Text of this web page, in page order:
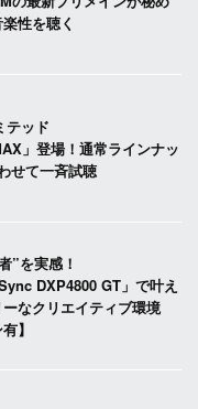
性を聴く
テッド
」登場！通常ラインナッ
せて一斉試聴
”を実感！
DXP4800 GT」で叶え
なクリエイティブ環境
】